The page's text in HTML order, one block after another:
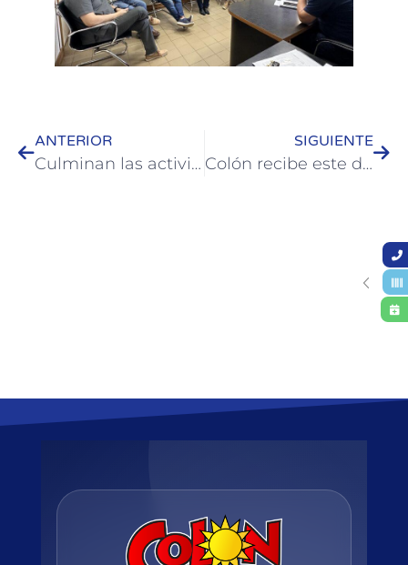
ANTERIOR
Culminan las actividades en el marco del 8M Día Internacional de la Mujer Trabajadora en Colón
SIGUIENTE
Colón recibe este domingo a más 250 de nadadores de todo el país